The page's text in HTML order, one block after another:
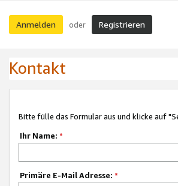
Anmelden oder Registrieren
Kontakt
Bitte fülle das Formular aus und klicke auf
Ihr Name: *
Primäre E-Mail Adresse: *